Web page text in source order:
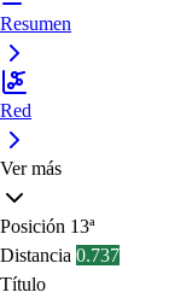
Resumen
Red
Ver más
Posición 13ª
Distancia 0.737
Título